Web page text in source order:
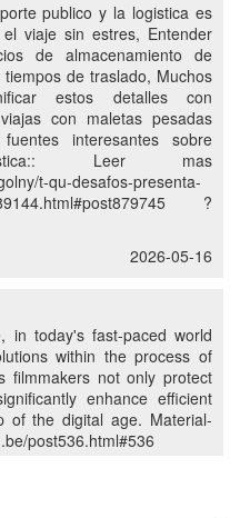
publico y la logistica es
viaje sin estres, Entender
de almacenamiento de
de traslado, Muchos
estos detalles con
con maletas pesadas
interesantes sobre
Leer mas
t-qu-desafos-presenta-
89144.html#post879745 ?
2026-05-16
in today's fast-paced world
within the process of
filmmakers not only protect
enhance efficient
of the digital age. Material-
post536.html#536